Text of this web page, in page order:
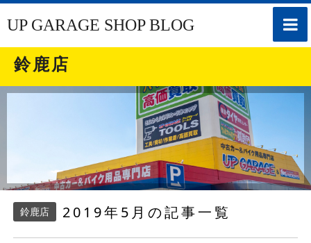
toggle
UP GARAGE SHOP BLOG
鈴鹿店
鈴鹿店 2019年5月の記事一覧